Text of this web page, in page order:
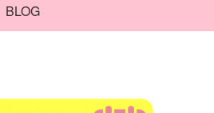
BLOG